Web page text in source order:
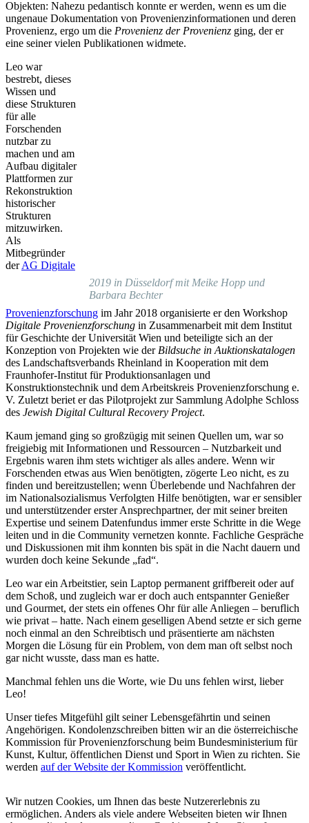
Objekten: Nahezu pedantisch konnte er werden, wenn es um die
ungenaue Dokumentation von Provenienzinformationen und deren
Provenienz, ergo um die Provenienz der Provenienz ging, der er
eine seiner vielen Publikationen widmete.
2019 in Düsseldorf mit Meike Hopp und
Barbara Bechter
Leo war
bestrebt, dieses
Wissen und
diese Strukturen
für alle
Forschenden
nutzbar zu
machen und am
Aufbau digitaler
Plattformen zur
Rekonstruktion
historischer
Strukturen
mitzuwirken.
Als
Mitbegründer
derAG Digitale
Provenienzforschung im Jahr 2018 organisierte er den Workshop
Digitale Provenienzforschung in Zusammenarbeit mit dem Institut
für Geschichte der Universität Wien und beteiligte sich an der
Konzeption von Projekten wie der Bildsuche in Auktionskatalogen
des Landschaftsverbands Rheinland in Kooperation mit dem
Fraunhofer-Institut für Produktionsanlagen und
Konstruktionstechnik und dem Arbeitskreis Provenienzforschung e.
V. Zuletzt beriet er das Pilotprojekt zur Sammlung Adolphe Schloss
des Jewish Digital Cultural Recovery Project.
Kaum jemand ging so großzügig mit seinen Quellen um, war so
freigiebig mit Informationen und Ressourcen – Nutzbarkeit und
Ergebnis waren ihm stets wichtiger als alles andere. Wenn wir
Forschenden etwas aus Wien benötigten, zögerte Leo nicht, es zu
finden und bereitzustellen; wenn Überlebende und Nachfahren der
im Nationalsozialismus Verfolgten Hilfe benötigten, war er sensibler
und unterstützender erster Ansprechpartner, der mit seiner breiten
Expertise und seinem Datenfundus immer erste Schritte in die Wege
leiten und in die Community vernetzen konnte. Fachliche Gespräche
und Diskussionen mit ihm konnten bis spät in die Nacht dauern und
wurden doch keine Sekunde „fad“.
Leo war ein Arbeitstier, sein Laptop permanent griffbereit oder auf
dem Schoß, und zugleich war er doch auch entspannter Genießer
und Gourmet, der stets ein offenes Ohr für alle Anliegen – beruflich
wie privat – hatte. Nach einem geselligen Abend setzte er sich gerne
noch einmal an den Schreibtisch und präsentierte am nächsten
Morgen die Lösung für ein Problem, von dem man oft selbst noch
gar nicht wusste, dass man es hatte.
Manchmal fehlen uns die Worte, wie Du uns fehlen wirst, lieber
Leo!
Unser tiefes Mitgefühl gilt seiner Lebensgefährtin und seinen
Angehörigen. Kondolenzschreiben bitten wir an die österreichische
Kommission für Provenienzforschung beim Bundesministerium für
Kunst, Kultur, öffentlichen Dienst und Sport in Wien zu richten. Sie
werden auf der Website der Kommission veröffentlicht.
Wir nutzen Cookies, um Ihnen das beste Nutzererlebnis zu
ermöglichen. Anders als viele andere Webseiten bieten wir Ihnen